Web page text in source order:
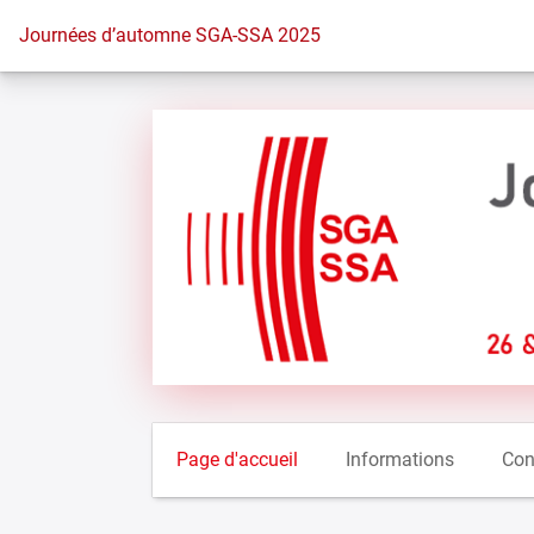
Vers la page d'accueil
Journées d’automne SGA-SSA 2025
Page d'accueil Informations